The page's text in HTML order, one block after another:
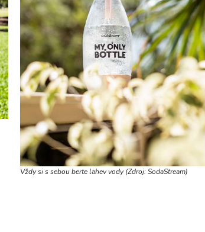
Vždy si s sebou berte lahev vody (Zdroj: SodaStream)